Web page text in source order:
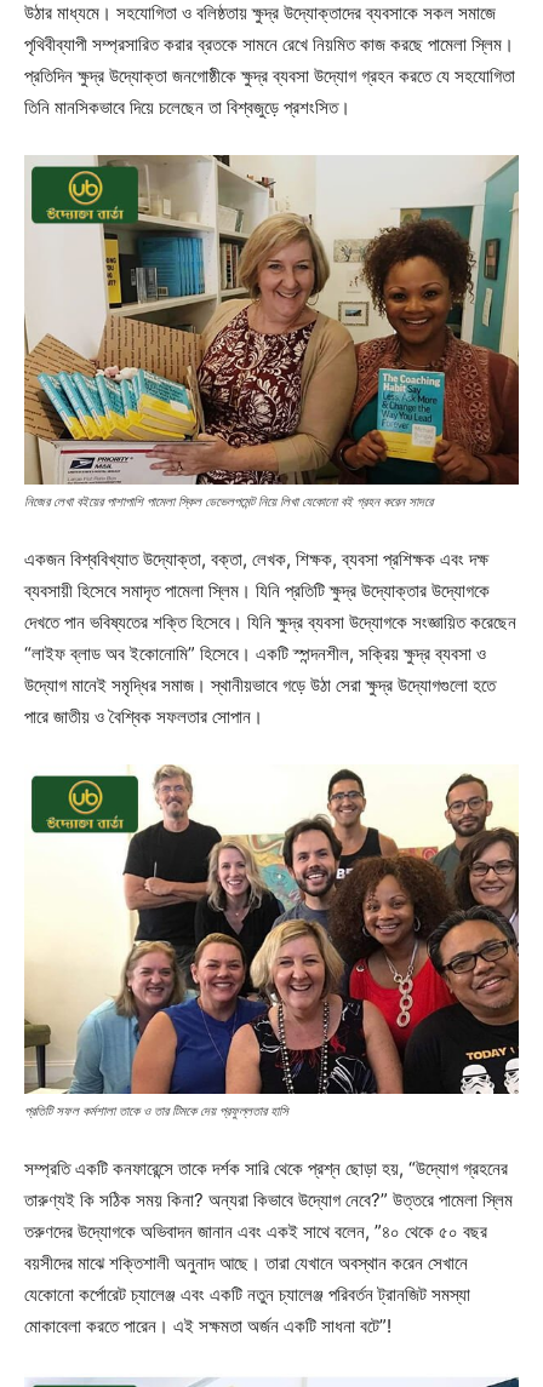
উঠার মাধ্যমে। সহযোগিতা ও বলিষ্ঠতায় ক্ষুদ্র উদ্যোক্তাদের ব্যবসাকে সকল সমাজে
পৃথিবীব্যাপী সম্প্রসারিত করার ব্রতকে সামনে রেখে নিয়মিত কাজ করছে পামেলা স্লিম।
প্রতিদিন ক্ষুদ্র উদ্যোক্তা জনগোষ্ঠীকে ক্ষুদ্র ব্যবসা উদ্যোগ গ্রহন করতে যে সহযোগিতা
তিনি মানসিকভাবে দিয়ে চলেছেন তা বিশ্বজুড়ে প্রশংসিত।
নিজের লেখা বইয়ের পাশাপাশি পামেলা স্কিল ডেভেলপমেন্ট নিয়ে লিখা যেকোনো বই গ্রহন করেন সাদরে
একজন বিশ্ববিখ্যাত উদ্যোক্তা, বক্তা, লেখক, শিক্ষক, ব্যবসা প্রশিক্ষক এবং দক্ষ
ব্যবসায়ী হিসেবে সমাদৃত পামেলা স্লিম। যিনি প্রতিটি ক্ষুদ্র উদ্যোক্তার উদ্যোগকে
দেখতে পান ভবিষ্যতের শক্তি হিসেবে। যিনি ক্ষুদ্র ব্যবসা উদ্যোগকে সংজ্ঞায়িত করেছেন
“লাইফ ব্লাড অব ইকোনোমি” হিসেবে। একটি স্পন্দনশীল, সক্রিয় ক্ষুদ্র ব্যবসা ও
উদ্যোগ মানেই সমৃদ্ধির সমাজ। স্থানীয়ভাবে গড়ে উঠা সেরা ক্ষুদ্র উদ্যোগগুলো হতে
পারে জাতীয় ও বৈশ্বিক সফলতার সোপান।
প্রতিটি সফল কর্মশালা তাকে ও তার টিমকে দেয় প্রফুল্লতার হাসি
সম্প্রতি একটি কনফারেন্সে তাকে দর্শক সারি থেকে প্রশ্ন ছোড়া হয়, “উদ্যোগ গ্রহনের
তারুণ্যই কি সঠিক সময় কিনা? অন্যরা কিভাবে উদ্যোগ নেবে?” উত্তরে পামেলা স্লিম
তরুণদের উদ্যোগকে অভিবাদন জানান এবং একই সাথে বলেন, ”৪০ থেকে ৫০ বছর
বয়সীদের মাঝে শক্তিশালী অনুনাদ আছে। তারা যেখানে অবস্থান করেন সেখানে
যেকোনো কর্পোরেট চ্যালেঞ্জ এবং একটি নতুন চ্যালেঞ্জ পরিবর্তন ট্রানজিট সমস্যা
মোকাবেলা করতে পারেন। এই সক্ষমতা অর্জন একটি সাধনা বটে”!